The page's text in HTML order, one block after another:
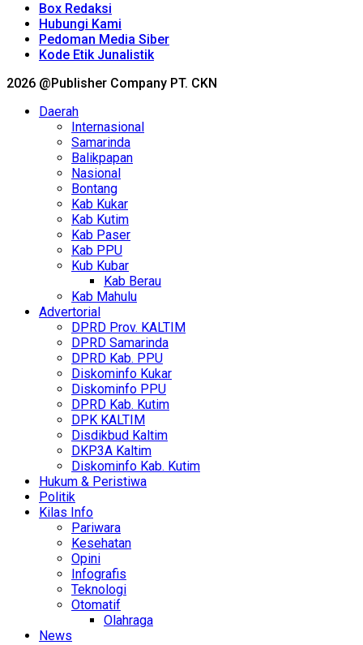
Box Redaksi
Hubungi Kami
Pedoman Media Siber
Kode Etik Junalistik
2026 @Publisher Company PT. CKN
Daerah
Internasional
Samarinda
Balikpapan
Nasional
Bontang
Kab Kukar
Kab Kutim
Kab Paser
Kab PPU
Kub Kubar
Kab Berau
Kab Mahulu
Advertorial
DPRD Prov. KALTIM
DPRD Samarinda
DPRD Kab. PPU
Diskominfo Kukar
Diskominfo PPU
DPRD Kab. Kutim
DPK KALTIM
Disdikbud Kaltim
DKP3A Kaltim
Diskominfo Kab. Kutim
Hukum & Peristiwa
Politik
Kilas Info
Pariwara
Kesehatan
Opini
Infografis
Teknologi
Otomatif
Olahraga
News